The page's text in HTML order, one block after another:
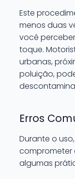
Este
menos duas
você
toque.
urbanas,
poluição,
Erros
Durante o
comprometer
algumas